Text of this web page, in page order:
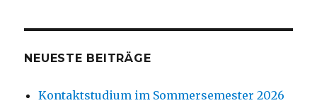
NEUESTE BEITRÄGE
Kontaktstudium im Sommersemester 2026